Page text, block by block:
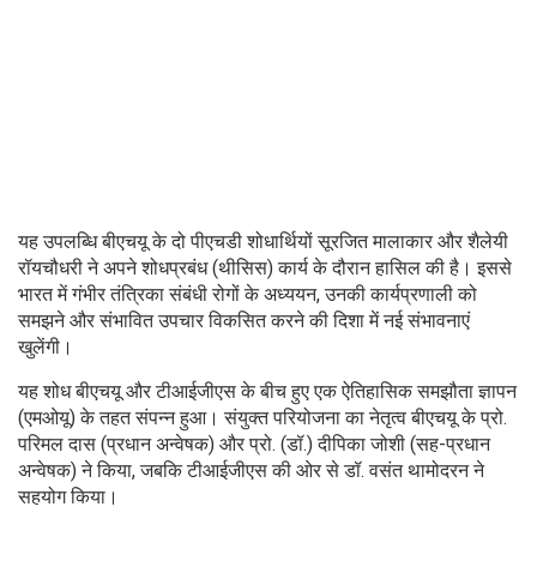
यह उपलब्धि बीएचयू के दो पीएचडी शोधार्थियों सूरजित मालाकार और शैलेयी
रॉयचौधरी ने अपने शोधप्रबंध (थीसिस) कार्य के दौरान हासिल की है। इससे
भारत में गंभीर तंत्रिका संबंधी रोगों के अध्ययन, उनकी कार्यप्रणाली को
समझने और संभावित उपचार विकसित करने की दिशा में नई संभावनाएं
खुलेंगी।
यह शोध बीएचयू और टीआईजीएस के बीच हुए एक ऐतिहासिक समझौता ज्ञापन
(एमओयू) के तहत संपन्न हुआ। संयुक्त परियोजना का नेतृत्व बीएचयू के प्रो.
परिमल दास (प्रधान अन्वेषक) और प्रो. (डॉ.) दीपिका जोशी (सह-प्रधान
अन्वेषक) ने किया, जबकि टीआईजीएस की ओर से डॉ. वसंत थामोदरन ने
सहयोग किया।